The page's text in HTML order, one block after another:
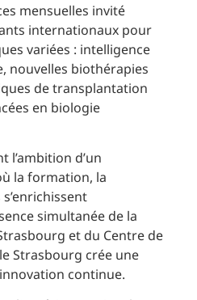
mensuelles invité
internationaux pour
variées : intelligence
nouvelles biothérapies
de transplantation
en biologie
l’ambition d’un
la formation, la
simultanée de la
et du Centre de
Strasbourg crée une
continue.